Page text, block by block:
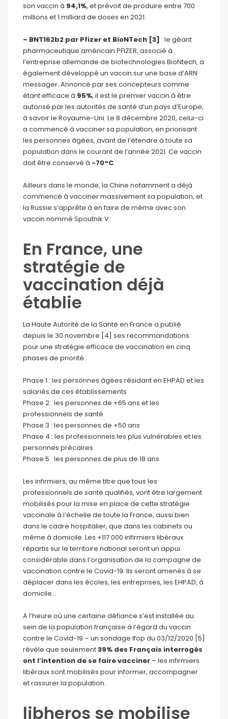
son vaccin à 94,1%, et prévoit de produire entre 700
millions et 1 milliard de doses en 2021.
– BNT162b2 par Pfizer et BioNTech [3] : le géant
pharmaceutique américain PFIZER, associé à
l’entreprise allemande de biotechnologies BioNtech, a
également développé un vaccin sur une base d’ARN
messager. Annoncé par ses concepteurs comme
étant efficace à 95%, il est le premier vaccin à être
autorisé par les autorités de santé d’un pays d’Europe,
à savoir le Royaume-Uni. Le 8 décembre 2020, celui-ci
a commencé à vacciner sa population, en priorisant
les personnes âgées, avant de l’étendre à toute sa
population dans le courant de l’année 2021. Ce vaccin
doit être conservé à -70°C.
Ailleurs dans le monde, la Chine notamment a déjà
commencé à vacciner massivement sa population, et
la Russie s’apprête à en faire de même avec son
vaccin nommé Spoutnik V.
En France, une
stratégie de
vaccination déjà
établie
La Haute Autorité de la Santé en France a publié
depuis le 30 novembre [4] ses recommandations
pour une stratégie efficace de vaccination en cinq
phases de priorité :
Phase 1 : les personnes âgées résidant en EHPAD et les
salariés de ces établissements
Phase 2 : les personnes de +65 ans et les
professionnels de santé
Phase 3 : les personnes de +50 ans
Phase 4 : les professionnels les plus vulnérables et les
personnes précaires
Phase 5 : les personnes de plus de 18 ans
Les infirmiers, au même titre que tous les
professionnels de santé qualifiés, vont être largement
mobilisés pour la mise en place de cette stratégie
vaccinale à l’échelle de toute la France, aussi bien
dans le cadre hospitalier, que dans les cabinets ou
même à domicile. Les +117 000 infirmiers libéraux
répartis sur le territoire national seront un appui
considérable dans l’organisation de la campagne de
vaccination contre le Covid-19. Ils seront amenés à se
déplacer dans les écoles, les entreprises, les EHPAD, à
domicile…
A l’heure où une certaine défiance s’est installée au
sein de la population française à l’égard du vaccin
contre le Covid-19 – un sondage Ifop du 03/12/2020 [5]
révèle que seulement39% des Français interrogés
ont l’intention de se faire vacciner – les infirmiers
libéraux sont mobilisés pour informer, accompagner
et rassurer la population.
libheros se mobilise